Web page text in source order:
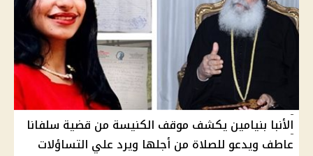
الأنبا بنيامين يكشف موقف الكنيسة من قضية سلفانا
عاطف ويدعو للصلاة من أجلها ويرد علي التساؤلات